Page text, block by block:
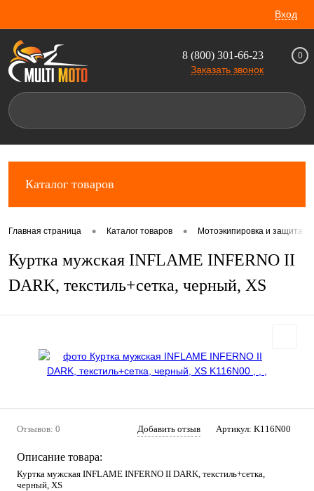
Вход
8 (800) 301-66-23
Заказать звонок
0
Каталог товаров
Главная страница • Каталог товаров • Мотоэкипировка и защита
Куртка мужская INFLAME INFERNO II
DARK, текстиль+сетка, черный, XS
Отзывов: 0 Добавить отзыв Артикул: K116N00
Описание товара:
Куртка мужская INFLAME INFERNO II DARK, текстиль+сетка,
черный, XS